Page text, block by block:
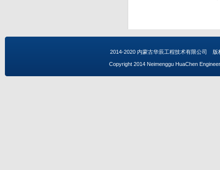
2014-2020 内蒙古华辰工程技术有限公司 版
Copyright 2014 Neimenggu HuaChen